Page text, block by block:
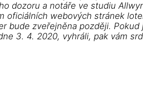
dozoru a notáře ve studiu
oficiálních webových stránek
bude zveřejněna později.
3. 4. 2020, vyhráli, pak vám